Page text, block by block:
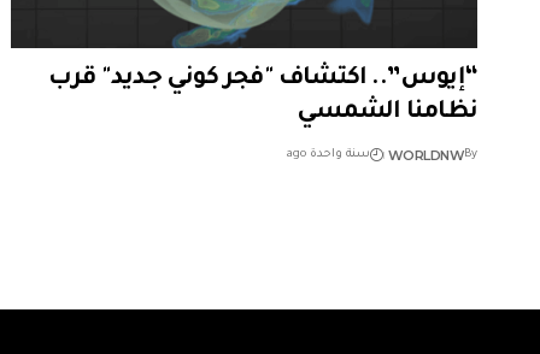
“إيوس”.. اكتشاف "فجر كوني جديد" قرب
نظامنا الشمسي
By
WORLDNW سنة واحدة ago